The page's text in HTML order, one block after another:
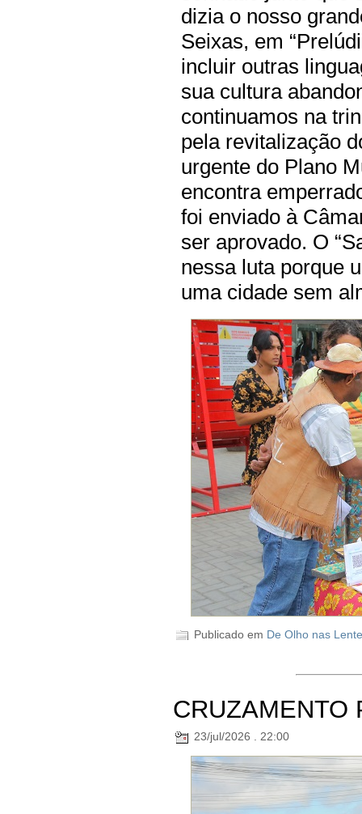
dizia o nosso
Seixas, em
incluir outras
sua cultura
continuamos na
pela revitalização
urgente do Plano
encontra
foi enviado à
ser aprovado. O
nessa luta porque
uma cidade sem
Publicado em De Olho nas
CRUZAMENTO
23/jul/2026 . 22:00